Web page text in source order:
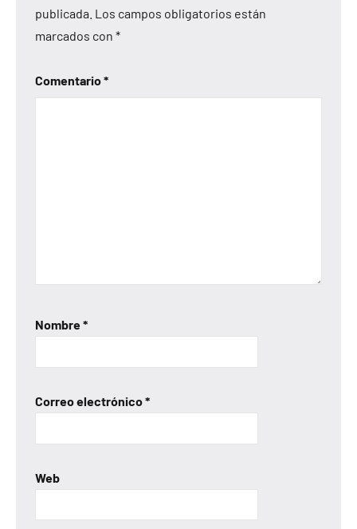
publicada. Los campos obligatorios están
marcados con *
Comentario*
Nombre*
Correo electrónico*
Web